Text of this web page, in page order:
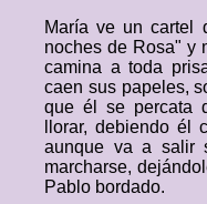
María ve un cartel
noches de Rosa" y
camina a toda
caen sus papeles,
que él se percata
llorar, debiendo él
aunque va a salir
marcharse,
Pablo bordado.